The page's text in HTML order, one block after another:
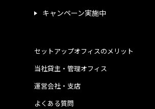
キャンペーン実施中
運営会社・支店
よくある質問
当社貸主・管理オフィス
セットアップオフィスのメリット